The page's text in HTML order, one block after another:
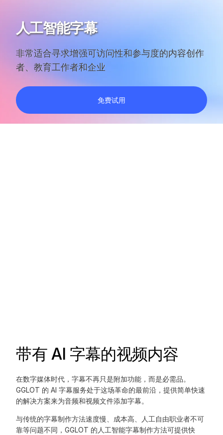
人工智能字幕
非常适合寻求增强可访问性和参与度的内容创作
者、教育工作者和企业
免费试用
带有 AI 字幕的视频内容
在数字媒体时代，字幕不再只是附加功能，而是必需品。
GGLOT 的 AI 字幕服务处于这场革命的最前沿，提供简单快速
的解决方案来为音频和视频文件添加字幕。
与传统的字幕制作方法速度慢、成本高、人工自由职业者不可
靠等问题不同，GGLOT 的人工智能字幕制作方法可提供快